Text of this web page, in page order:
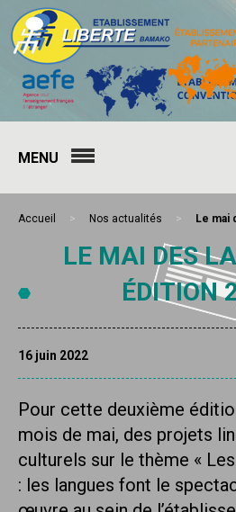
MENU
Accueil > Nos actualités > Le mai
LE MAI DES
ÉDITION
16 juin 2022
Pour cette deuxième
mois de mai, des projets
culturels sur le thème «
: les langues font le